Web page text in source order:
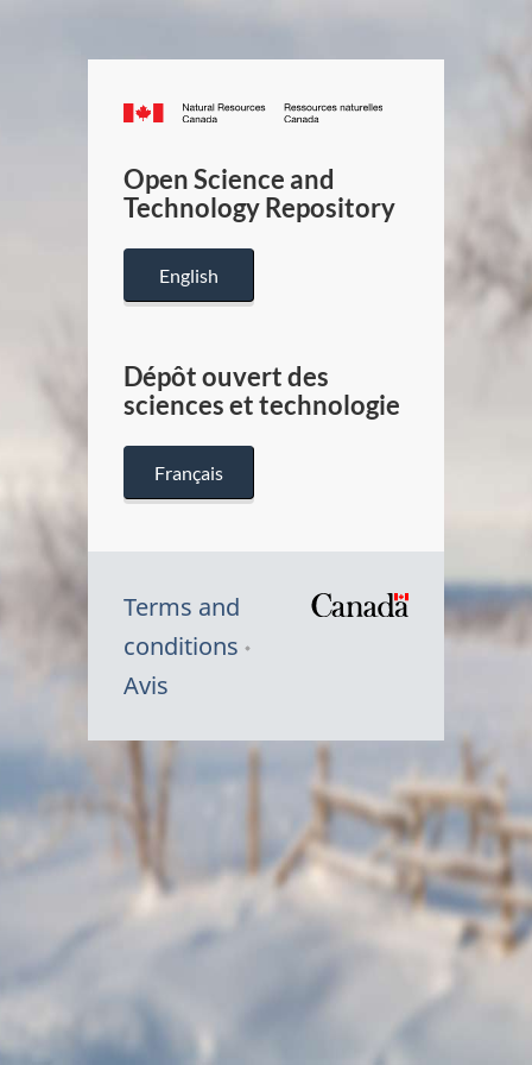
Canada.ca
/
Canada
Open Science and
Technology Repository
English
Dépôt ouvert des
sciences et technologie
Français
Terms and
conditions
Avis
Symbole
Canada